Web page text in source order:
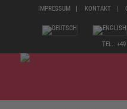
IMPRESSUM KONTAKT
TEL.: